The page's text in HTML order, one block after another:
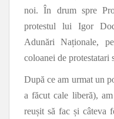
noi. În drum spre
protestul lui Igor
Adunări Naționale,
coloanei de protestatari
După ce am urmat un
a făcut cale liberă),
reușit să fac și câteva